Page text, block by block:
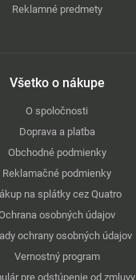
Reklamné predmety
Všetko o nákupe
O spoločnosti
Doprava a platba
Obchodné podmienky
Reklamačné podmienky
na splátky cez Quatro
osobných údajov
ochrany osobných údajov
Vernostný program
pre odstúpenie od zmluvy